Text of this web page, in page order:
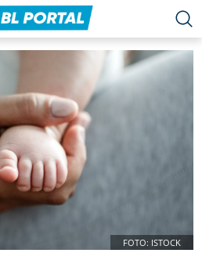
FOTO: ISTOCK